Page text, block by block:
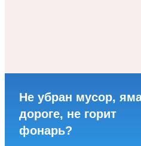
Не убран мусор,
дороге, не горит
фонарь?